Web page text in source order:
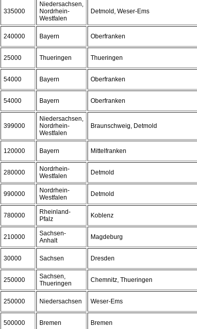
335000
Niedersachsen,
Nordrhein-
Westfalen
Detmold, Weser-Ems
240000 Bayern Oberfranken
25000 Thueringen Thueringen
54000 Bayern Oberfranken
54000 Bayern Oberfranken
399000
Niedersachsen,
Nordrhein-
Westfalen
Braunschweig, Detmold
120000 Bayern Mittelfranken
280000
Nordrhein-
Westfalen
Detmold
990000
Nordrhein-
Westfalen
Detmold
780000
Rheinland-
Pfalz
Koblenz
210000
Sachsen-
Anhalt
Magdeburg
30000 Sachsen Dresden
250000
Sachsen,
Thueringen
Chemnitz, Thueringen
250000 Niedersachsen Weser-Ems
500000 Bremen Bremen